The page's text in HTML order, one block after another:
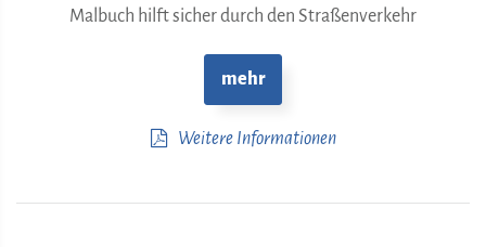
Malbuch hilft sicher durch den Straßenverkehr
mehr
Weitere Informationen